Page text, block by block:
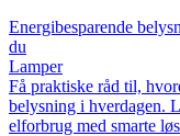
Energibesparende
du
Lamper
Få praktiske råd til,
belysning i hverdagen.
elforbrug med smarte